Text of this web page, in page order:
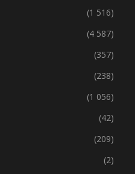
(1 516)
(4 587)
(357)
(238)
(1 056)
(42)
(209)
(2)